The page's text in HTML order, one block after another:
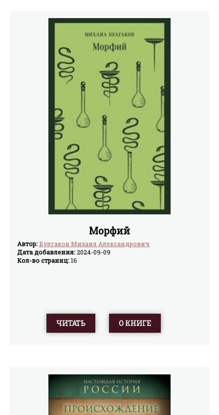
добра со злом, смерти и бессмертия. Эта книга – на
века, она не теряет своей привлекательности; прочтя
первую фразу: «В час жаркого весеннего заката на
Патриарших прудах появились двое граждан…», мы
добровольно, неминуемо и безвозвратно погружаемся
в мир Мастера, Маргариты, Пилата, Воланда, Азазелло с
Коровьевым и других героев романа.
Морфий
Автор:Булгаков Михаил Александрович
Дата добавления:2024-09-09
Кол-во страниц:16
ЧИТАТЬ О КНИГЕ